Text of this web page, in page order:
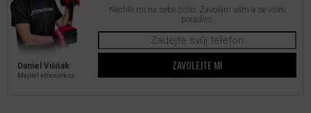
Daniel Višňák
Majitel x‑trenink.cz
Nechte mi na sebe číslo. Zavolám vám a se vším
poradím.
ZAVOLEJTE MI